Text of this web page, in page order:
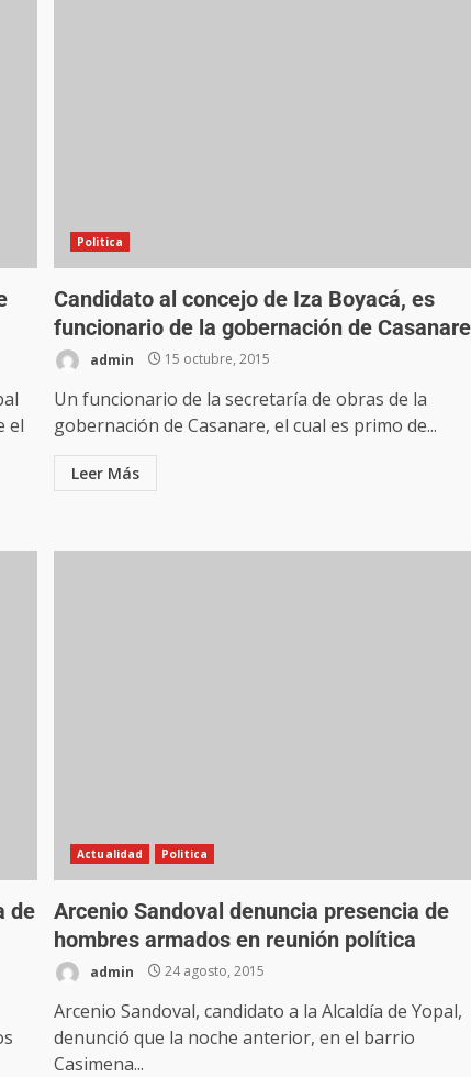
el
Politica
Candidato al concejo de Iza Boyacá, es
funcionario de la gobernación de Casanare
admin 15 octubre, 2015
Un funcionario de la secretaría de obras de la
gobernación de Casanare, el cual es primo de...
Leer Más
de
Actualidad Politica
Arcenio Sandoval denuncia presencia de
hombres armados en reunión política
admin 24 agosto, 2015
Arcenio Sandoval, candidato a la Alcaldía de Yopal,
denunció que la noche anterior, en el barrio
Casimena...